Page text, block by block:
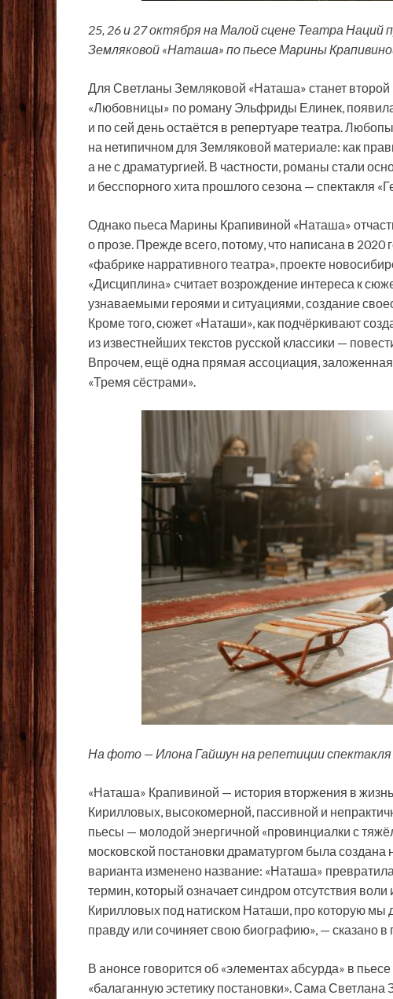
25, 26 и 27 октября на Малой сцене Театра
Земляковой «Наташа» по пьесе Марины
Для Светланы Земляковой «Наташа» станет
«Любовницы» по роману Эльфриды Елинек,
и по сей день остаётся в репертуаре театра.
на нетипичном для Земляковой материале: как
а не с драматургией. В частности, романы стали
и бесспорного хита прошлого сезона — спектакля
Однако пьеса Марины Крапивиной «Наташа»
о прозе. Прежде всего, потому, что написана в
«фабрике нарративного театра», проекте
«Дисциплина» считает возрождение интереса к
узнаваемыми героями и ситуациями, создание
Кроме того, сюжет «Наташи», как подчёркивают
из известнейших текстов русской классики —
Впрочем, ещё одна прямая ассоциация, заложенная
«Тремя сёстрами».
На фото — Илона Гайшун на репетиции
«Наташа» Крапивиной — история вторжения в
Кирилловых, высокомерной, пассивной и
пьесы — молодой энергичной «провинциалки с
московской постановки драматургом была создана
варианта изменено название: «Наташа»
термин, который означает синдром отсутствия
Кирилловых под натиском Наташи, про которую мы
правду или сочиняет свою биографию», — сказано в
В анонсе говорится об «элементах абсурда» в
«балаганную эстетику постановки». Сама